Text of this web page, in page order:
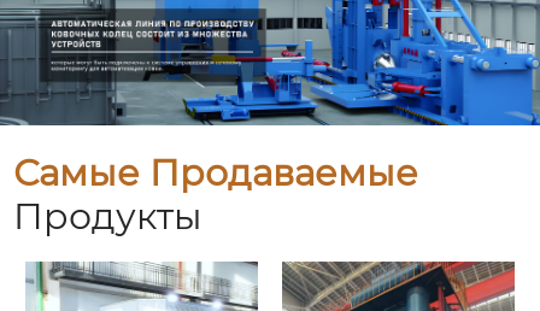
Самые Продаваемые
Продукты